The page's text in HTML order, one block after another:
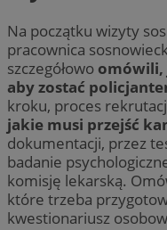
Na początku wizyty
pracownica
szczegółowo omówili,
aby zostać
kroku, proces
jakie musi przejść
dokumentacji, przez
badanie
komisję lekarską.
które trzeba
kwestionariusz